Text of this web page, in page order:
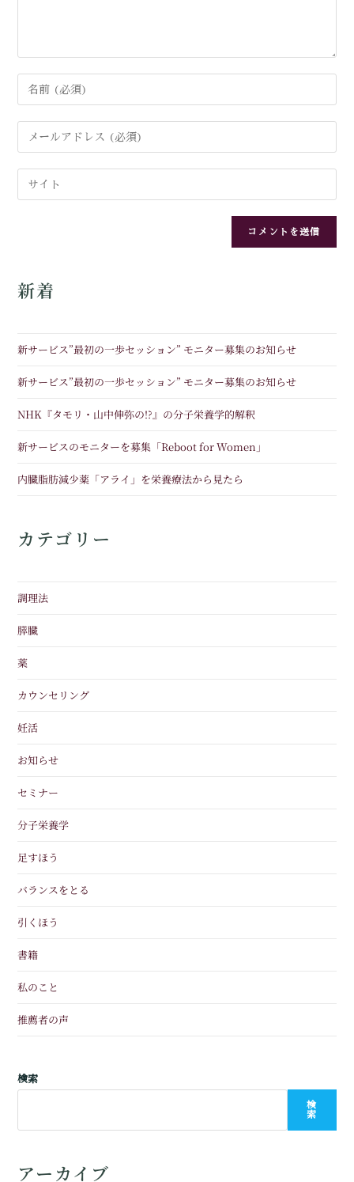
新着
新サービス”最初の一歩セッション” モニター募集のお知らせ
新サービス”最初の一歩セッション” モニター募集のお知らせ
NHK『タモリ・山中伸弥の!?』の分子栄養学的解釈
新サービスのモニターを募集「Reboot for Women」
内臓脂肪減少薬「アライ」を栄養療法から見たら
カテゴリー
調理法
膵臓
薬
カウンセリング
妊活
お知らせ
セミナー
分子栄養学
足すほう
バランスをとる
引くほう
書籍
私のこと
推薦者の声
検索
検
索
アーカイブ